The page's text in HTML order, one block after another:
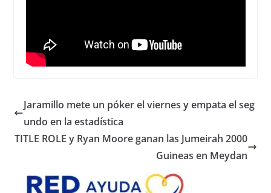
Jaramillo mete un póker el viernes y empata el seg
undo en la estadística
TITLE ROLE y Ryan Moore ganan las Jumeirah 2000
Guineas en Meydan